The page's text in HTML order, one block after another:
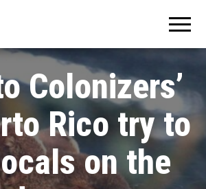
Colonizers’
Rico try to
on the